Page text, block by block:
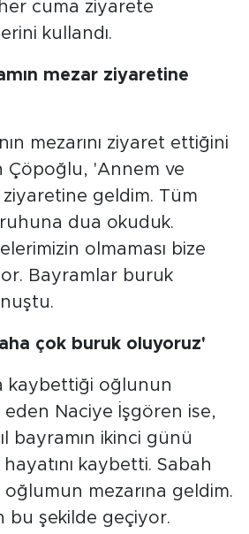
cuma ziyarete
kullandı.
mezar ziyaretine
mezarını ziyaret ettiğini
Çöpoğlu, 'Annem ve
ziyaretine geldim. Tüm
dua okuduk.
olmaması bize
Bayramlar buruk
çok buruk oluyoruz'
kaybettiği oğlunun
eden Naciye İşgören ise,
bayramın ikinci günü
kaybetti. Sabah
mezarına geldim.
bu şekilde geçiyor.